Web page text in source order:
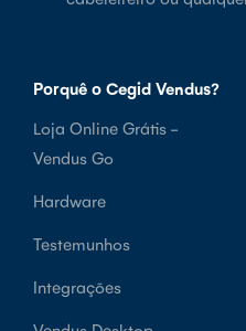
Porquê o Cegid Vendus?
Loja Online Grátis -
Vendus Go
Hardware
Testemunhos
Integrações